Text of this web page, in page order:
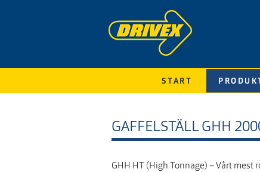
START
GAFFELSTÄLL GHH
GHH HT (High Tonnage) – Vårt